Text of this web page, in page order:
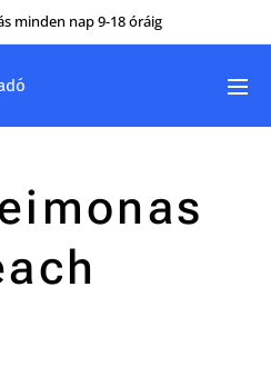
minden nap 9-18 óráig